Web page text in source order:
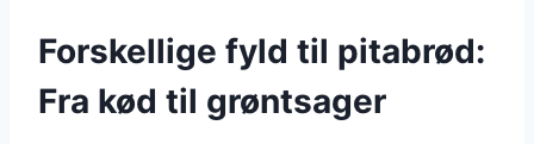
Forskellige fyld til pitabrød:
Fra kød til grøntsager